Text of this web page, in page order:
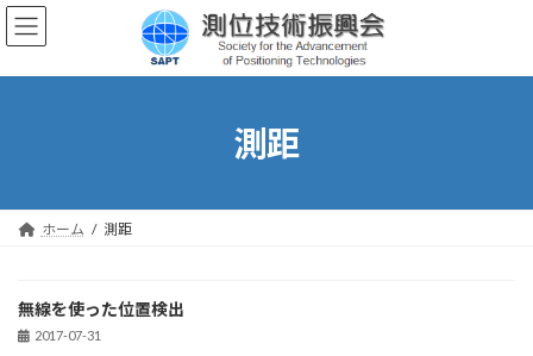
コ
ン
ン
ナ
ビ
ー
測距
ホーム 測距
無線を使った位置検出
2017-07-31